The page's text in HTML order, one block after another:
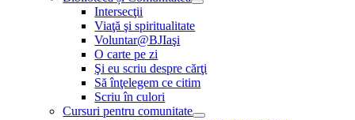
Intersecţii
Viaţă şi spiritualitate
Voluntar@BJIaşi
O carte pe zi
Şi eu scriu despre cărţi
Să înţelegem ce citim
Scriu în culori
Cursuri pentru comunitate